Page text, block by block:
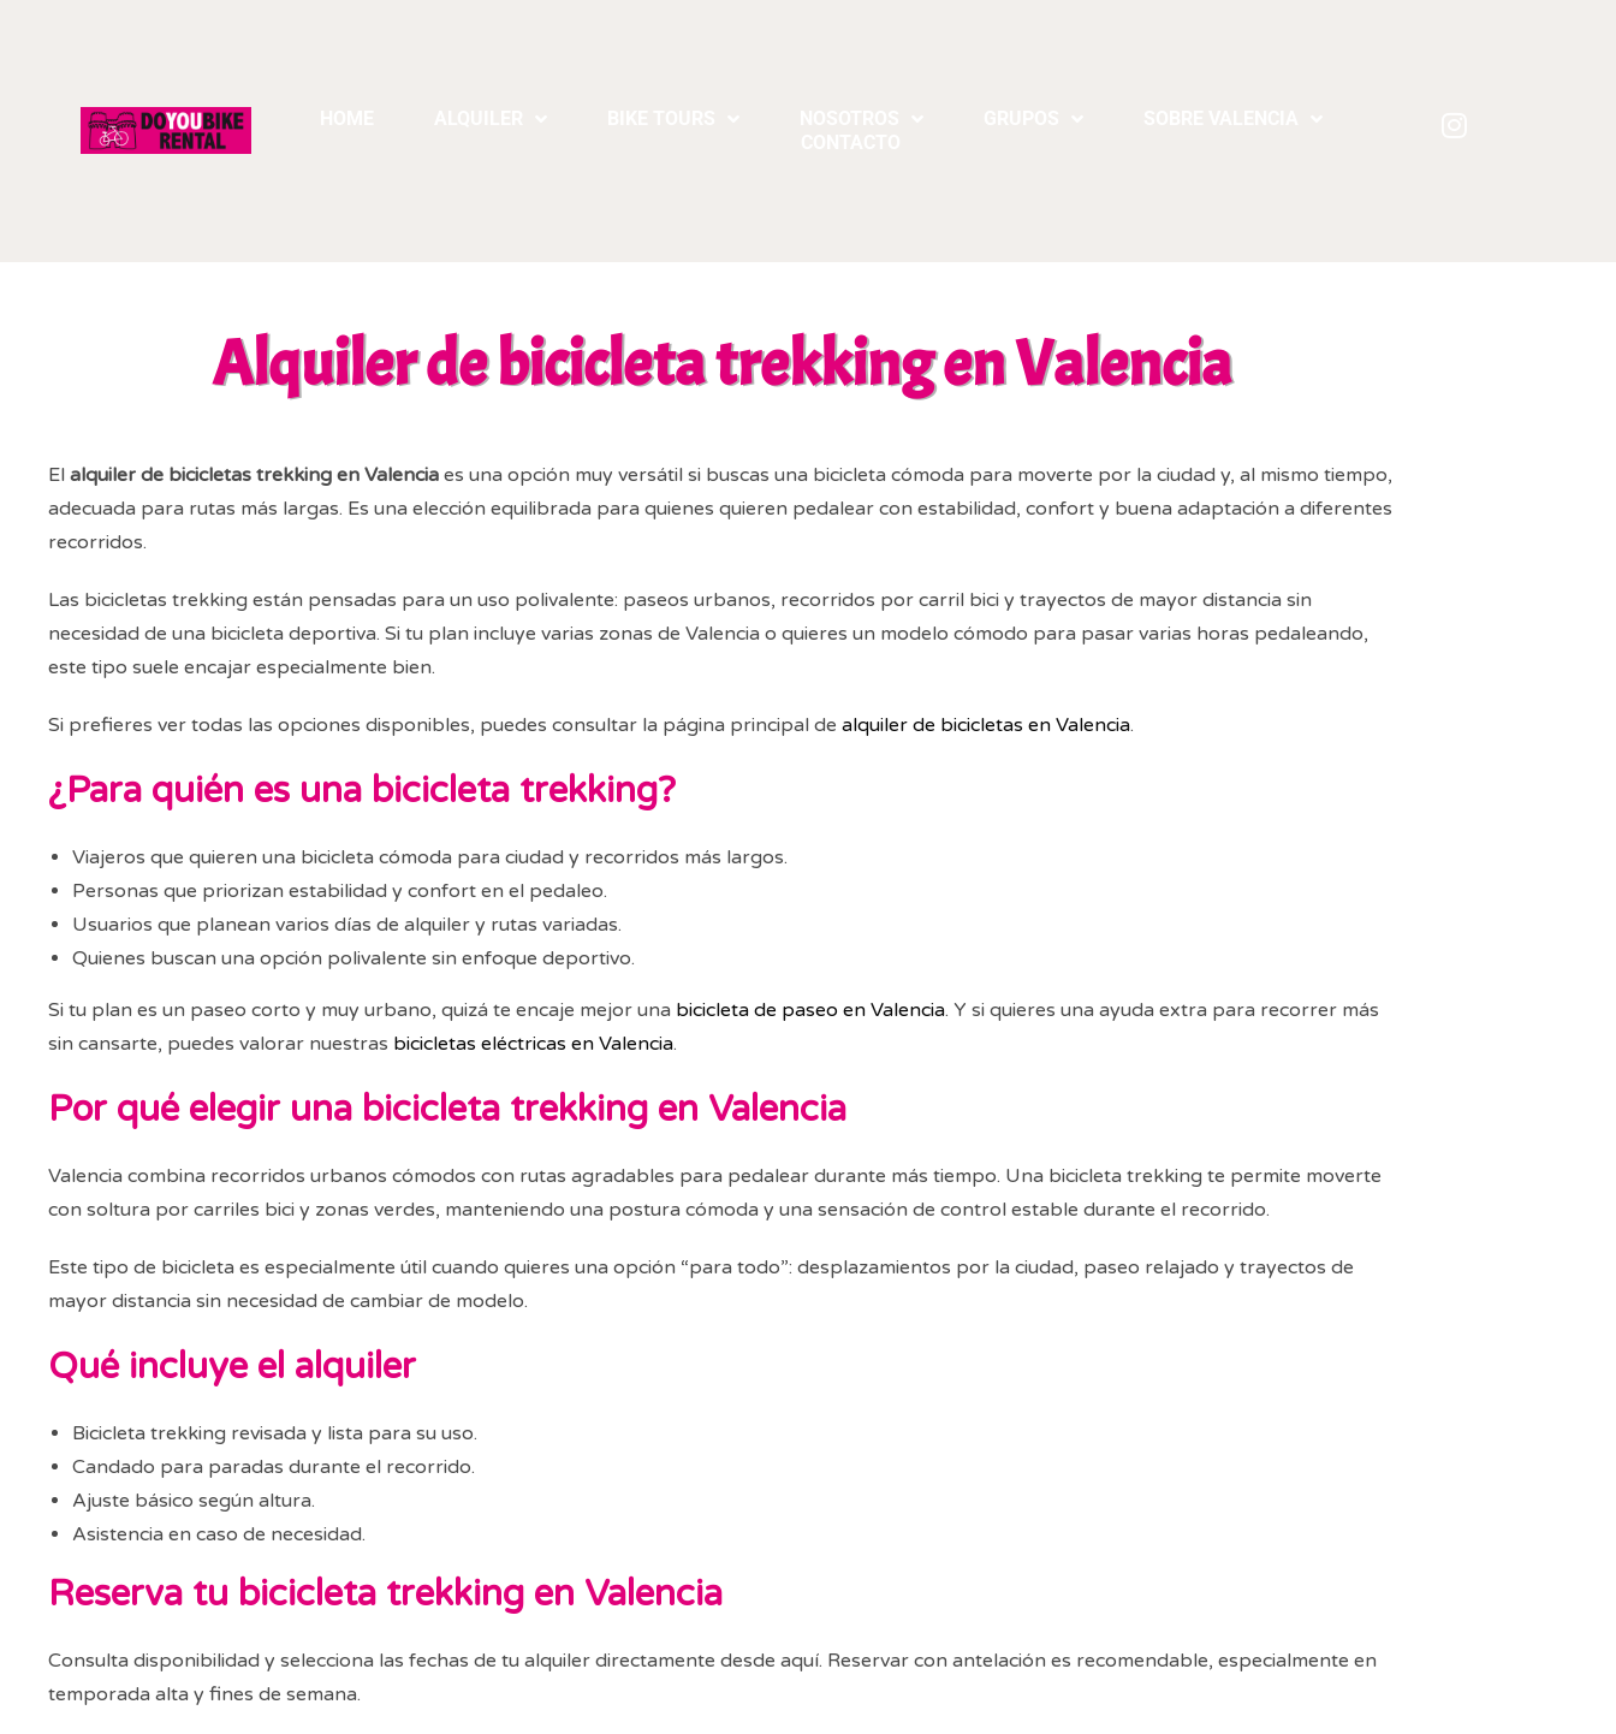
Alquiler de bicicleta trekking en Valencia
El alquiler de bicicletas trekking en Valencia es una opción muy versátil si buscas una bicicleta cómoda para moverte por la ciudad y, al mismo tiempo,
adecuada para rutas más largas. Es una elección equilibrada para quienes quieren pedalear con estabilidad, confort y buena adaptación a diferentes
recorridos.
Las bicicletas trekking están pensadas para un uso polivalente: paseos urbanos, recorridos por carril bici y trayectos de mayor distancia sin
necesidad de una bicicleta deportiva. Si tu plan incluye varias zonas de Valencia o quieres un modelo cómodo para pasar varias horas pedaleando,
este tipo suele encajar especialmente bien.
Si prefieres ver todas las opciones disponibles, puedes consultar la página principal de alquiler de bicicletas en Valencia.
¿Para quién es una bicicleta trekking?
Viajeros que quieren una bicicleta cómoda para ciudad y recorridos más largos.
Personas que priorizan estabilidad y confort en el pedaleo.
Usuarios que planean varios días de alquiler y rutas variadas.
Quienes buscan una opción polivalente sin enfoque deportivo.
Si tu plan es un paseo corto y muy urbano, quizá te encaje mejor una bicicleta de paseo en Valencia. Y si quieres una ayuda extra para recorrer más
sin cansarte, puedes valorar nuestras bicicletas eléctricas en Valencia.
Por qué elegir una bicicleta trekking en Valencia
Valencia combina recorridos urbanos cómodos con rutas agradables para pedalear durante más tiempo. Una bicicleta trekking te permite moverte
con soltura por carriles bici y zonas verdes, manteniendo una postura cómoda y una sensación de control estable durante el recorrido.
Este tipo de bicicleta es especialmente útil cuando quieres una opción “para todo”: desplazamientos por la ciudad, paseo relajado y trayectos de
mayor distancia sin necesidad de cambiar de modelo.
Qué incluye el alquiler
Bicicleta trekking revisada y lista para su uso.
Candado para paradas durante el recorrido.
Ajuste básico según altura.
Asistencia en caso de necesidad.
Reserva tu bicicleta trekking en Valencia
Consulta disponibilidad y selecciona las fechas de tu alquiler directamente desde aquí. Reservar con antelación es recomendable, especialmente en
temporada alta y fines de semana.